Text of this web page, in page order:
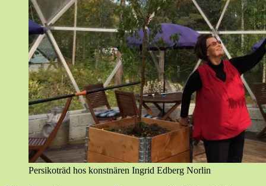
Persikoträd hos konstnären Ingrid Edberg Norlin